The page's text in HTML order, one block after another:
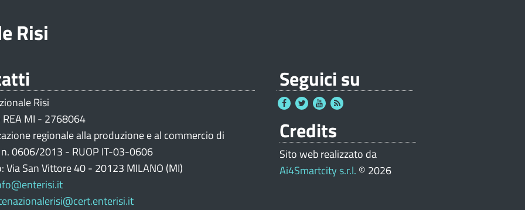
Risi
Risi
MI - 2768064
regionale alla produzione e al commercio di
0606/2013 - RUOP IT-03-0606
Via San Vittore 40 - 20123 MILANO (MI)
Seguici su
Credits
Sito web realizzato da
Ai4Smartcity s.r.l. © 2026